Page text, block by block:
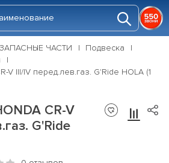
ЗАПАСНЫЕ ЧАСТИ
Подвеска
V III/IV перед.лев.газ. G'Ride HOLA (1
CR-V
G'Ride